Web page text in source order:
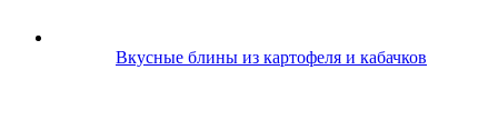
Вкусные блины из картофеля и кабачков